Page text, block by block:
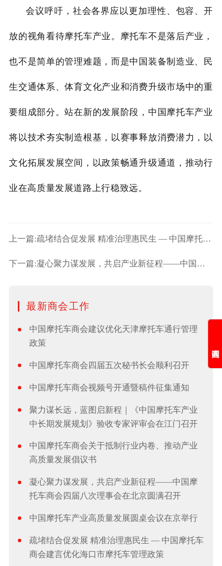
会议呼吁，社会各界应以更加理性、包容、开
放的视角看待摩托车产业。摩托车不是落后产业，
也不是简单的管理难题，而是中国装备制造业、民
生交通体系、体育文化产业和消费升级市场中的重
要组成部分。站在新的发展阶段，中国摩托车产业
将以技术夯实制造根基，以赛事释放消费潜力，以
文化拓展发展空间，以政策畅通升级通道，推动行
业在高质量发展道路上行稳致远。
上一篇:疏堵结合促发展 精准治理惠民生 — 中国摩托车商会建言优化海
下一篇:凝心聚力谋发展，共启产业新征程——中国摩托车商会四届八次理事
最新商会工作
中国摩托车商会建议优化天津摩托车通行管理
政策
中国摩托车商会四届五次秘书长会顺利召开
中国摩托车商会视频号开通暨稿件征集通知
聚力谋长远，蓝图启新程｜《中国摩托车产业
中长期发展规划》验收专家评审会在江门召开
中国摩托车商会关于抵制行业内卷、推动产业
高质量发展倡议书
凝心聚力谋发展，共启产业新征程——中国摩
托车商会四届八次理事会在北京圆满召开
中国摩托车产业高质量发展圆桌会议在京举行
疏堵结合促发展 精准治理惠民生 — 中国摩托车
商会建言优化海口市摩托车管理政策